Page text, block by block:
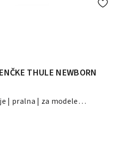
THULE NEWBORN
| pralna | za modele